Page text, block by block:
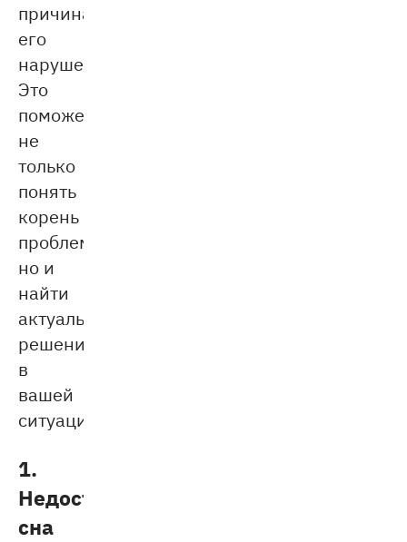
причинах
его
нарушения.
Это
поможет
не
только
понять
корень
проблемы,
но и
найти
актуальное
решение
в
вашей
ситуации.
1.
Недостаток
сна